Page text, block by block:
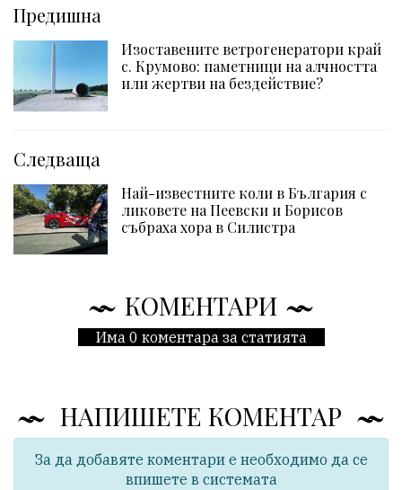
Предишна
Изоставените ветрогенератори край
с. Крумово: паметници на алчността
или жертви на бездействие?
Следваща
Най-известните коли в България с
ликовете на Пеевски и Борисов
събраха хора в Силистра
КОМЕНТАРИ
Има 0 коментара за статията
НАПИШЕТЕ КОМЕНТАР
За да добавяте коментари е необходимо да се
впишете в системата